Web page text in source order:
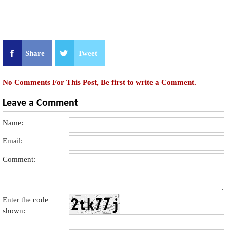
Share Tweet
No Comments For This Post, Be first to write a Comment.
Leave a Comment
Name:
Email:
Comment:
Enter the code
shown: